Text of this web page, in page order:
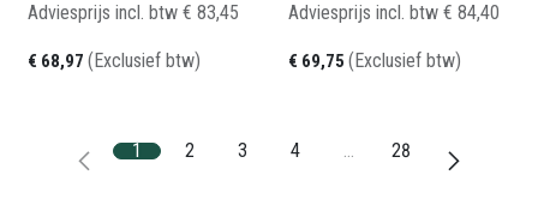
€ 68,97 (Exclusief btw)
Adviesprijs incl. btw € 83,45
€ 69,75 (Exclusief btw)
Adviesprijs incl. btw € 84,40
1 2 3 4 … 28